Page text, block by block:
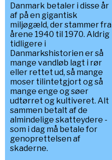
Danmark betaler i disse år
af på en gigantisk
miljøgæld, der stammer fra
årene 1940 til 1970. Aldrig
tidligere i
Danmarkshistorien er så
mange vandløb lagt i rør
eller rettet ud, så mange
moser tilintetgjort og så
mange enge og søer
udtørret og kultiveret. Alt
sammen betalt af de
almindelige skatteydere -
som i dag må betale for
genoprettelsen af
skaderne.